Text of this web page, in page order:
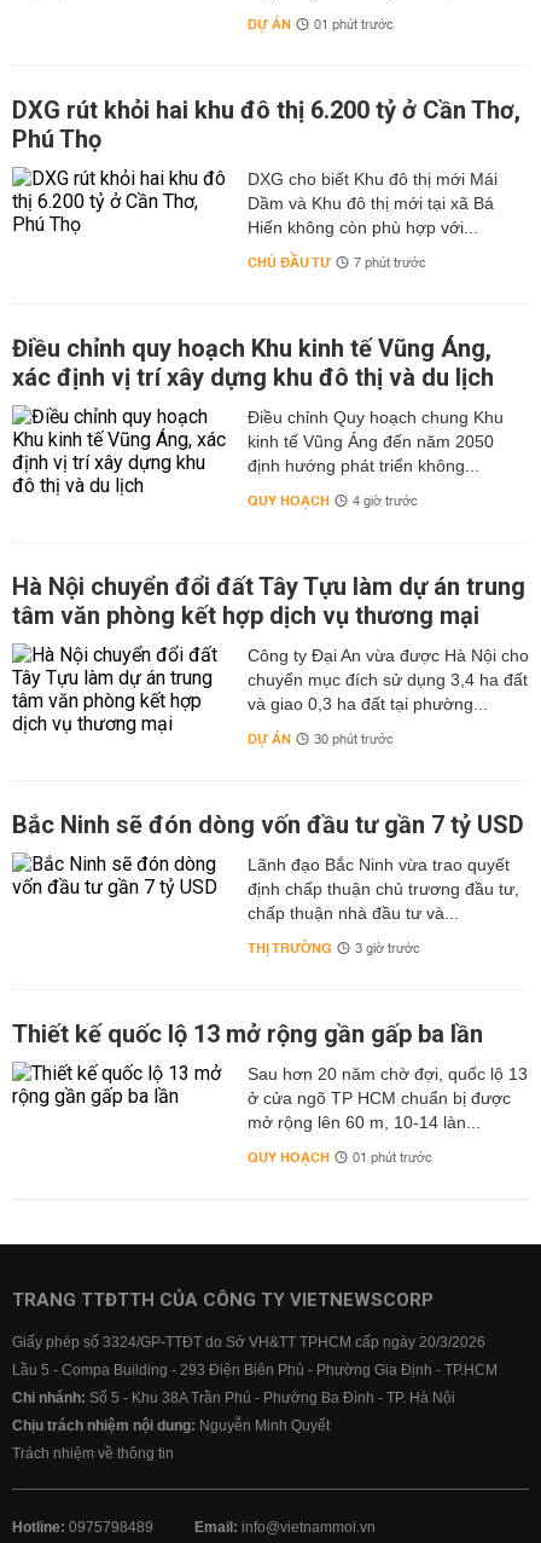
DỰ ÁN 01 phút trước
DXG rút khỏi hai khu đô thị 6.200 tỷ ở Cần Thơ,
Phú Thọ
DXG cho biết Khu đô thị mới Mái
Dầm và Khu đô thị mới tại xã Bá
Hiến không còn phù hợp với...
CHỦ ĐẦU TƯ 7 phút trước
Điều chỉnh quy hoạch Khu kinh tế Vũng Áng,
xác định vị trí xây dựng khu đô thị và du lịch
Điều chỉnh Quy hoạch chung Khu
kinh tế Vũng Áng đến năm 2050
định hướng phát triển không...
QUY HOẠCH 4 giờ trước
Hà Nội chuyển đổi đất Tây Tựu làm dự án trung
tâm văn phòng kết hợp dịch vụ thương mại
Công ty Đại An vừa được Hà Nội cho
chuyển mục đích sử dụng 3,4 ha đất
và giao 0,3 ha đất tại phường...
DỰ ÁN 30 phút trước
Bắc Ninh sẽ đón dòng vốn đầu tư gần 7 tỷ USD
Lãnh đạo Bắc Ninh vừa trao quyết
định chấp thuận chủ trương đầu tư,
chấp thuận nhà đầu tư và...
THỊ TRƯỜNG 3 giờ trước
Thiết kế quốc lộ 13 mở rộng gần gấp ba lần
Sau hơn 20 năm chờ đợi, quốc lộ 13
ở cửa ngõ TP HCM chuẩn bị được
mở rộng lên 60 m, 10-14 làn...
QUY HOẠCH 01 phút trước
TRANG TTĐTTH CỦA CÔNG TY VIETNEWSCORP
Giấy phép số 3324/GP-TTĐT do Sở VH&TT TPHCM cấp ngày 20/3/2026
Lầu 5 - Compa Building - 293 Điện Biên Phủ - Phường Gia Định - TP.HCM
Chi nhánh: Số 5 - Khu 38A Trần Phú - Phường Ba Đình - TP. Hà Nội
Chịu trách nhiệm nội dung: Nguyễn Minh Quyết
Trách nhiệm về thông tin
Hotline: 0975798489 Email: info@vietnammoi.vn